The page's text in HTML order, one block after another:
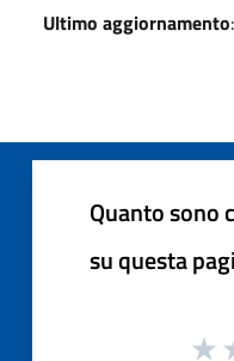
Ultimo aggiornamento
Quanto sono
su questa